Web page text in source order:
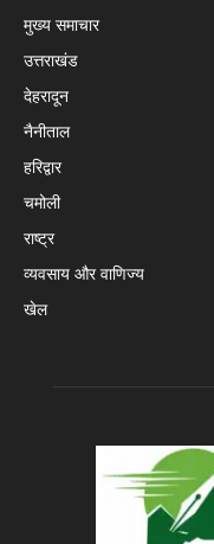
मुख्य समाचार
उत्तराखंड
देहरादून
नैनीताल
हरिद्वार
चमोली
राष्ट्र
व्यवसाय और वाणिज्य
खेल